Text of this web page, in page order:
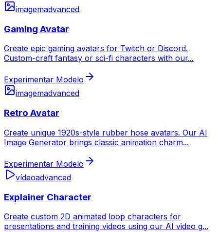
imagemadvanced
Gaming Avatar
Create epic gaming avatars for Twitch or Discord.
Custom-craft fantasy or sci-fi characters with our...
Experimentar Modelo
imagemadvanced
Retro Avatar
Create unique 1920s-style rubber hose avatars. Our AI
Image Generator brings classic animation charm...
Experimentar Modelo
vídeoadvanced
Explainer Character
Create custom 2D animated loop characters for
presentations and training videos using our AI video g...